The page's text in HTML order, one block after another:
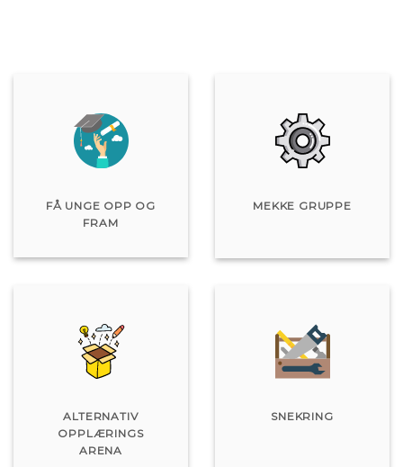
FÅ UNGE OPP OG
FRAM
MEKKE GRUPPE
ALTERNATIV
OPPLÆRINGS
ARENA
SNEKRING